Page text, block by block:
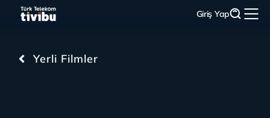
Giriş Yap
Yerli Filmler